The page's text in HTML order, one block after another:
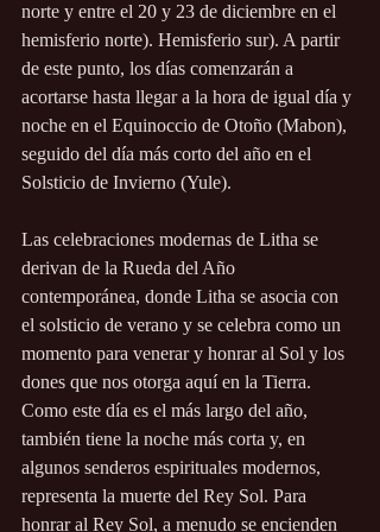
norte y entre el 20 y 23 de diciembre en el
hemisferio norte). Hemisferio sur). A partir
de este punto, los días comenzarán a
acortarse hasta llegar a la hora de igual día y
noche en el Equinoccio de Otoño (Mabon),
seguido del día más corto del año en el
Solsticio de Invierno (Yule).
Las celebraciones modernas de Litha se
derivan de la Rueda del Año
contemporánea, donde Litha se asocia con
el solsticio de verano y se celebra como un
momento para venerar y honrar al Sol y los
dones que nos otorga aquí en la Tierra.
Como este día es el más largo del año,
también tiene la noche más corta y, en
algunos senderos espirituales modernos,
representa la muerte del Rey Sol. Para
honrar al Rey Sol, a menudo se encienden